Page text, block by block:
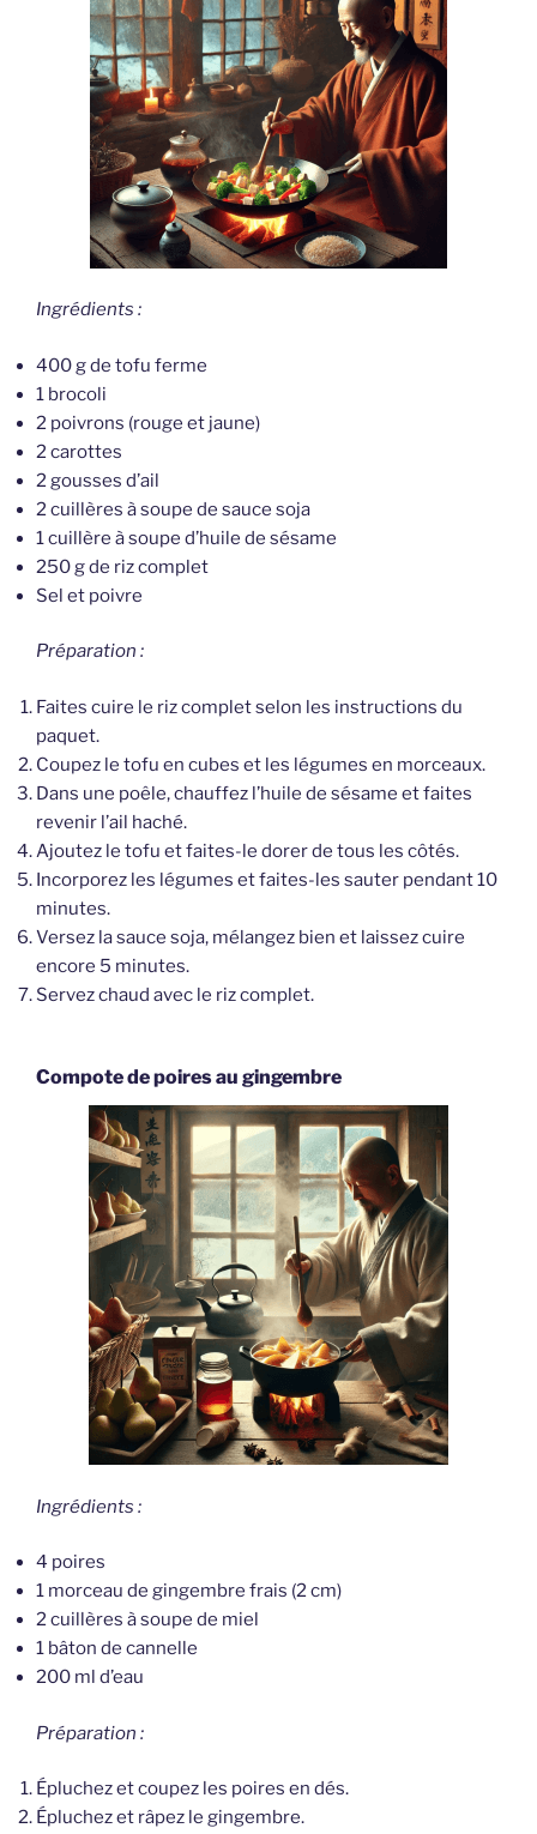
Ingrédients :
400 g de tofu ferme
1 brocoli
2 poivrons (rouge et jaune)
2 carottes
2 gousses d’ail
2 cuillères à soupe de sauce soja
1 cuillère à soupe d’huile de sésame
250 g de riz complet
Sel et poivre
Préparation :
Faites cuire le riz complet selon les instructions du
paquet.
Coupez le tofu en cubes et les légumes en morceaux.
Dans une poêle, chauffez l’huile de sésame et faites
revenir l’ail haché.
Ajoutez le tofu et faites-le dorer de tous les côtés.
Incorporez les légumes et faites-les sauter pendant 10
minutes.
Versez la sauce soja, mélangez bien et laissez cuire
encore 5 minutes.
Servez chaud avec le riz complet.
Compote de poires au gingembre
Ingrédients :
4 poires
1 morceau de gingembre frais (2 cm)
2 cuillères à soupe de miel
1 bâton de cannelle
200 ml d’eau
Préparation :
Épluchez et coupez les poires en dés.
Épluchez et râpez le gingembre.